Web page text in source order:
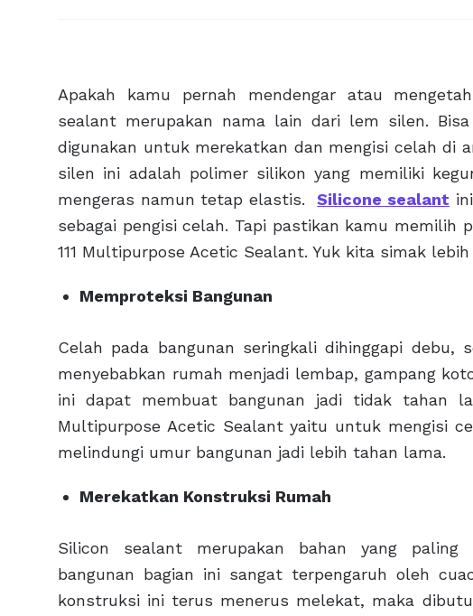
Apakah kamu pernah mendengar atau
sealant merupakan nama lain dari lem silen.
digunakan untuk merekatkan dan mengisi celah di
silen ini adalah polimer silikon yang memiliki
mengeras namun tetap elastis.Silicone sealant
sebagai pengisi celah. Tapi pastikan kamu memilih
111 Multipurpose Acetic Sealant. Yuk kita simak
Memproteksi Bangunan
Celah pada bangunan seringkali dihinggapi debu,
menyebabkan rumah menjadi lembap, gampang
ini dapat membuat bangunan jadi tidak tahan
Multipurpose Acetic Sealant yaitu untuk mengisi
melindungi umur bangunan jadi lebih tahan lama.
Merekatkan Konstruksi Rumah
Silicon sealant merupakan bahan yang
bangunan bagian ini sangat terpengaruh oleh
konstruksi ini terus menerus melekat, maka